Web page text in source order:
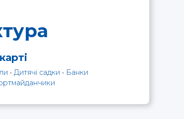
• Дитячі садки • Банки